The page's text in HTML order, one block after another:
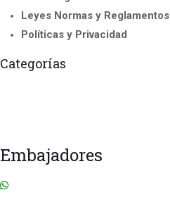
Leyes Normas y Reglamentos
Políticas y Privacidad
Categorías
Embajadores